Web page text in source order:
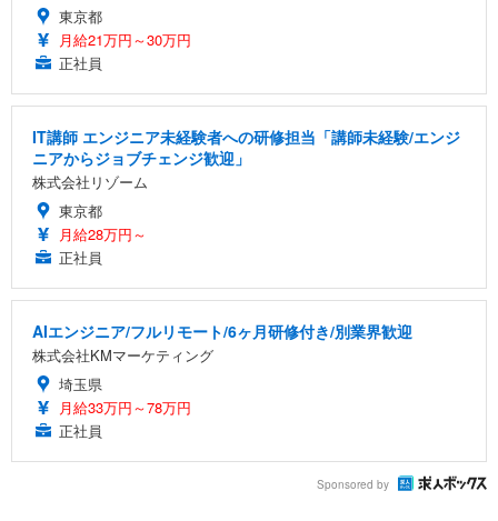
東京都
月給21万円～30万円
正社員
IT講師 エンジニア未経験者への研修担当「講師未経験/エンジ
ニアからジョブチェンジ歓迎」
株式会社リゾーム
東京都
月給28万円～
正社員
AIエンジニア/フルリモート/6ヶ月研修付き/別業界歓迎
株式会社KMマーケティング
埼玉県
月給33万円～78万円
正社員
Sponsored by